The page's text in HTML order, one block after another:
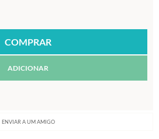
ADICIONAR
ENVIAR A UM AMIGO